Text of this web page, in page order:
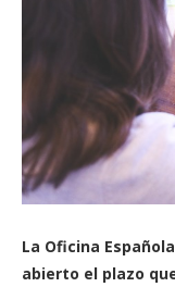
La Oficina
abierto el plazo